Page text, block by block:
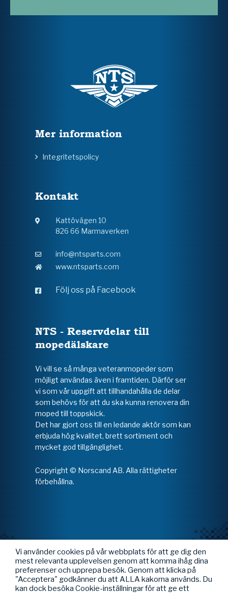
Mer information
Integritetspolicy
Kontakt
Kattövägen 10
826 66 Marmaverken
info@ntsparts.com
www.ntsparts.com
Följ oss på Facebook
NTS - Reservdelar till
mopedälskare
Vi vill se så många veteranmopeder som
möjligt användas även i framtiden. Därför ser
vi som vår uppgift att tillhandahålla de delar
som behövs för att du ska kunna renovera din
moped till toppskick.
Det har gjort oss till en ledande aktör som kan
erbjuda hög kvalitet, brett sortiment och
mycket god tillgänglighet.
Copyright © Norscand AB. Alla rättigheter
förbehållna.
Vi använder cookies på vår webbplats för att ge dig den
mest relevanta upplevelsen genom att komma ihåg dina
preferenser och upprepa besök. Genom att klicka på
"Acceptera" godkänner du att ALLA kakorna används. Du
kan dock besöka Cookie-inställningar för att ge ett